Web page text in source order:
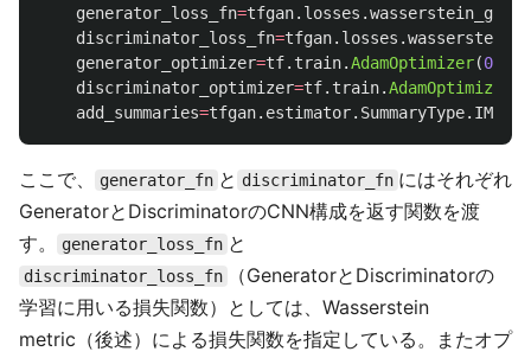
generator_loss_fn=tfgan. losses .
discriminator_loss_fn=tfgan. losses .
generator_optimizer=tf. train.AdamOptimizer(0.001
discriminator_optimizer=tf. train.AdamOptimizer
add_summaries=tfgan. estimator. SummaryType. IMAGES
ここで、 generator_fn と discriminator_fn にはそれぞれ
GeneratorとDiscriminatorのCNN構成を返す関数を渡
す。
generator_loss_fn と
discriminator_loss_fn
（GeneratorとDiscriminatorの
学習に用いる損失関数）としては、Wasserstein
metric（後述）による損失関数を指定している。またオプ